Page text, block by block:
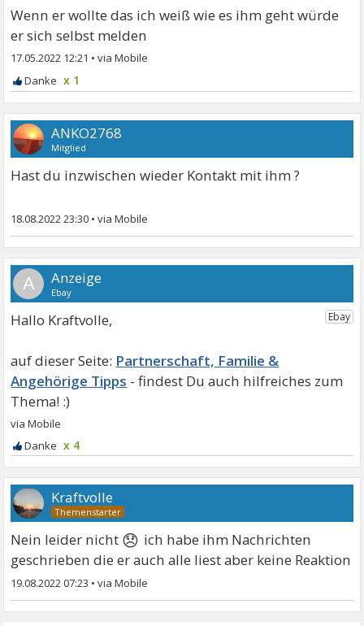
Wenn er wollte das ich weiß wie es ihm geht würde
er sich selbst melden
17.05.2022 12:21 •
x 1
ANKO2768
Mitglied
Hast du inzwischen wieder Kontakt mit ihm ?
18.08.2022 23:30 •
A
Hallo Kraftvolle,
Partnerschaft, Familie &
Angehörige Tipps
x 4
Kraftvolle
Nein leider nicht 😞 ich habe ihm Nachrichten
geschrieben die er auch alle liest aber keine Reaktion
19.08.2022 07:23 •